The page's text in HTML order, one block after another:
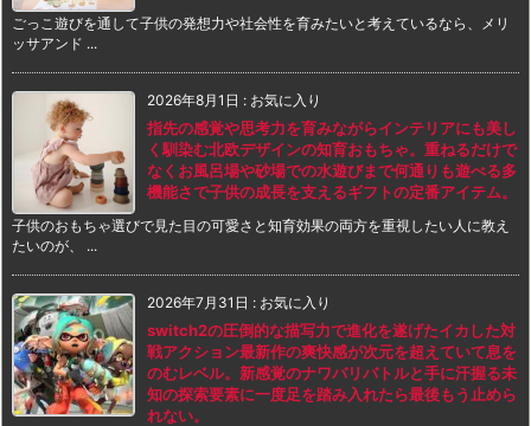
ごっこ遊びを通して子供の発想力や社会性を育みたいと考えているなら、メリ
ッサアンド ...
2026年8月1日 : お気に入り
指先の感覚や思考力を育みながらインテリアにも美し
く馴染む北欧デザインの知育おもちゃ。重ねるだけで
なくお風呂場や砂場での水遊びまで何通りも遊べる多
機能さで子供の成長を支えるギフトの定番アイテム。
子供のおもちゃ選びで見た目の可愛さと知育効果の両方を重視したい人に教え
たいのが、 ...
2026年7月31日 : お気に入り
switch2の圧倒的な描写力で進化を遂げたイカした対
戦アクション最新作の爽快感が次元を超えていて息を
のむレベル。新感覚のナワバリバトルと手に汗握る未
知の探索要素に一度足を踏み入れたら最後もう止めら
れない。